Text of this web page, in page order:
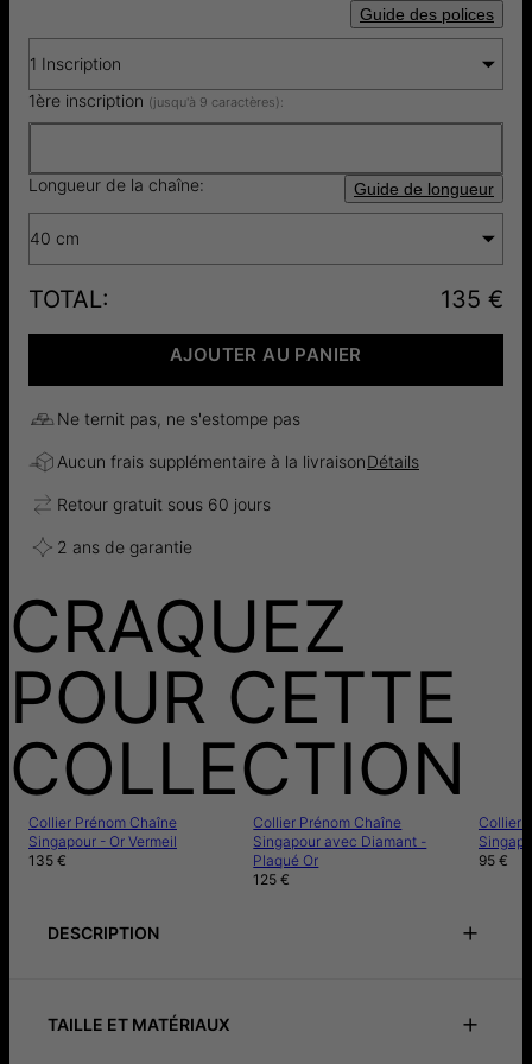
Guide des polices
1 Inscription
1ère inscription (jusqu'à 9 caractères):
Longueur de la chaîne: Guide de longueur
40 cm
TOTAL: 135 €
AJOUTER AU PANIER
Ne ternit pas, ne s'estompe pas
Aucun frais supplémentaire à la livraisonDétails
Retour gratuit sous 60 jours
2 ans de garantie
CRAQUEZ
POUR CETTE
COLLECTION
Collier Prénom Chaîne
Singapour - Or Vermeil
135 €
Collier Prénom Chaîne
Singapour avec Diamant -
Plaqué Or
125 €
Collier
95 €
DESCRIPTION
Instructions de soin
TAILLE ET MATÉRIAUX